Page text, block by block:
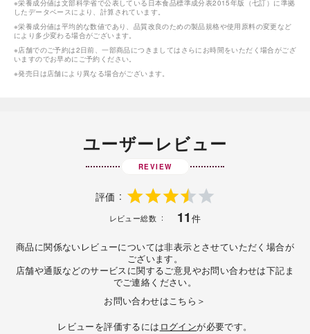
※栄養成分値は文部科学省で公表している日本食品標準成分表2015年版（七訂）に準拠
したデータベースにより、計算されています。
※栄養成分値は平均的な数値であり、品質改良のための製品規格や使用原料の変更など
により多少変わる場合がございます。
※店舗でのご予約は2日前、一部商品につきましてはさらにお時間をいただく場合がござ
いますのでお早めにご予約ください。
※発売日は店舗により異なる場合がございます。
ユーザーレビュー
REVIEW
評価
レビュー総数 11 件
商品に関係ないレビューについては非表示とさせていただく場合が
ございます。
店舗や通販などのサービスに関するご意見やお問い合わせは下記ま
でご連絡ください。
お問い合わせはこちら＞
レビューを評価するには ログインが必要です。